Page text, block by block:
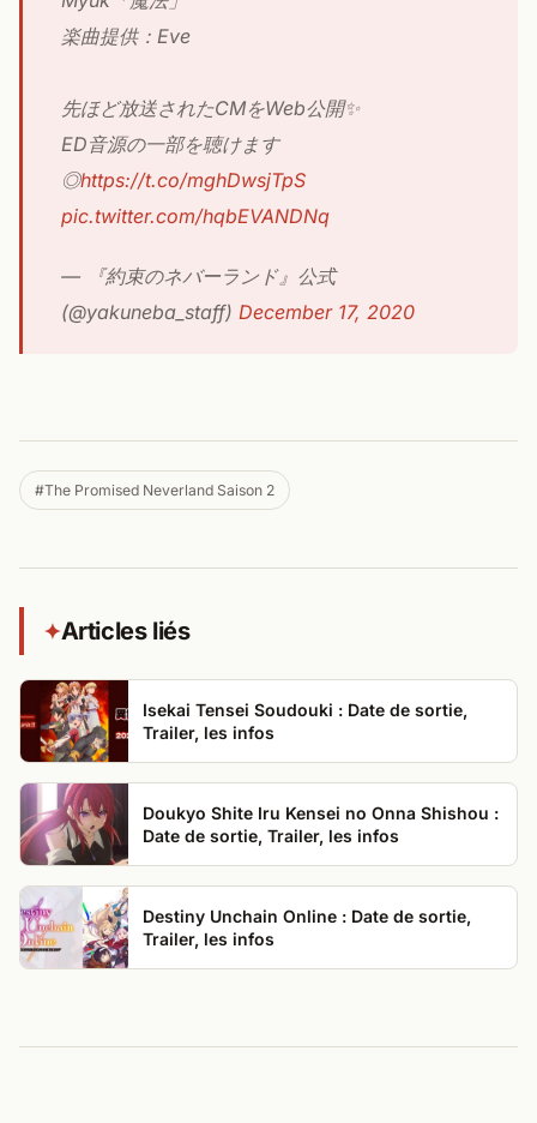
楽曲提供：Eve
先ほど放送されたCMをWeb公開✨
ED音源の一部を聴けます
◎https://t.co/mghDwsjTpS
pic.twitter.com/hqbEVANDNq
— 『約束のネバーランド』公式
(@yakuneba_staff) December 17, 2020
#The Promised Neverland Saison 2
✦Articles liés
Isekai Tensei Soudouki : Date de sortie,
Trailer, les infos
Doukyo Shite Iru Kensei no Onna Shishou :
Date de sortie, Trailer, les infos
Destiny Unchain Online : Date de sortie,
Trailer, les infos